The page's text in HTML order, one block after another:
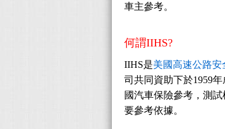
車主參考。
何謂IIHS?
IIHS是美國高速公路安
司共同資助下於1959
國汽車保險參考，測
要參考依據。